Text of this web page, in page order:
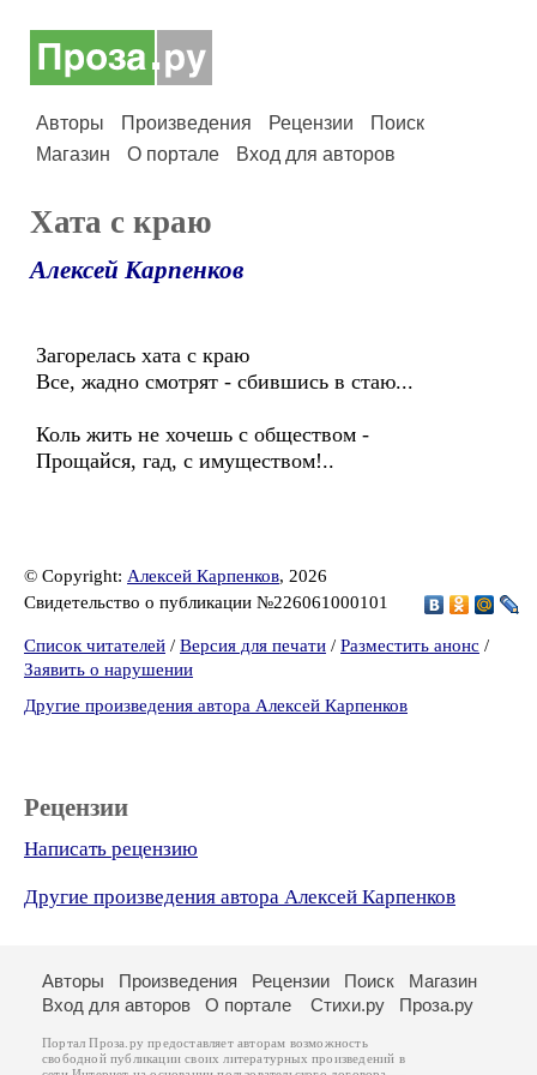
Авторы Произведения Рецензии
Поиск
Магазин
О портале Вход для авторов
Хата с краю
Алексей Карпенков
Загорелась хата с краю
Все, жадно смотрят - сбившись в стаю...
Коль жить не хочешь с обществом -
Прощайся, гад, с имуществом!..
© Copyright: Алексей Карпенков, 2026
Свидетельство о публикации №226061000101
Список читателей / Версия для печати / Разместить анонс /
Заявить о нарушении
Другие произведения автора Алексей Карпенков
Рецензии
Написать рецензию
Другие произведения автора Алексей Карпенков
Авторы Произведения Рецензии Поиск
Магазин
Вход для авторов
О портале Стихи.ру Проза.ру
Портал Проза.ру предоставляет авторам возможность
свободной публикации своих литературных произведений в